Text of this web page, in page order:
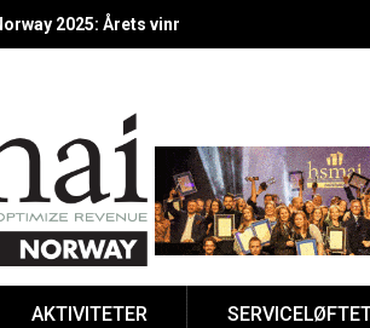
2025: Årets vinnere kåret på Clarion
AKTIVITETER